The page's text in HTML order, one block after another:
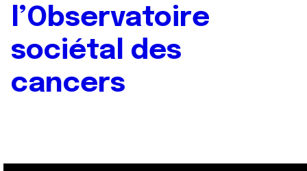
l’Observatoire
sociétal des
cancers